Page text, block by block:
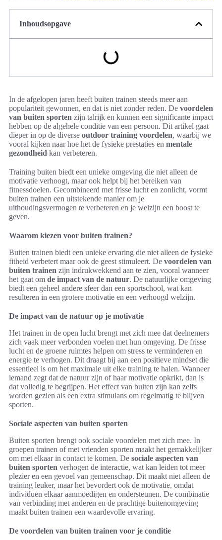
Inhoudsopgave
In de afgelopen jaren heeft buiten trainen steeds meer aan
populariteit gewonnen, en dat is niet zonder reden. De voordelen
van buiten sporten zijn talrijk en kunnen een significante impact
hebben op de algehele conditie van een persoon. Dit artikel gaat
dieper in op de diverse outdoor training voordelen, waarbij we
vooral kijken naar hoe het de fysieke prestaties en mentale
gezondheid kan verbeteren.
Training buiten biedt een unieke omgeving die niet alleen de
motivatie verhoogt, maar ook helpt bij het bereiken van
fitnessdoelen. Gecombineerd met frisse lucht en zonlicht, vormt
buiten trainen een uitstekende manier om je
uithoudingsvermogen te verbeteren en je welzijn een boost te
geven.
Waarom kiezen voor buiten trainen?
Buiten trainen biedt een unieke ervaring die niet alleen de fysieke
fitheid verbetert maar ook de geest stimuleert. De voordelen van
buiten trainen zijn indrukwekkend aan te zien, vooral wanneer
het gaat om de impact van de natuur. De natuurlijke omgeving
biedt een geheel andere sfeer dan een sportschool, wat kan
resulteren in een grotere motivatie en een verhoogd welzijn.
De impact van de natuur op je motivatie
Het trainen in de open lucht brengt met zich mee dat deelnemers
zich vaak meer verbonden voelen met hun omgeving. De frisse
lucht en de groene ruimtes helpen om stress te verminderen en
energie te verhogen. Dit draagt bij aan een positieve mindset die
essentieel is om het maximale uit elke training te halen. Wanneer
iemand zegt dat de natuur zijn of haar motivatie opkrikt, dan is
dat volledig te begrijpen. Het effect van buiten zijn kan zelfs
worden gezien als een extra stimulans om regelmatig te blijven
sporten.
Sociale aspecten van buiten sporten
Buiten sporten brengt ook sociale voordelen met zich mee. In
groepen trainen of met vrienden sporten maakt het gemakkelijker
om met elkaar in contact te komen. De sociale aspecten van
buiten sporten verhogen de interactie, wat kan leiden tot meer
plezier en een gevoel van gemeenschap. Dit maakt niet alleen de
training leuker, maar het bevordert ook de motivatie, omdat
individuen elkaar aanmoedigen en ondersteunen. De combinatie
van verbinding met anderen en de prachtige buitenomgeving
maakt buiten trainen een waardevolle ervaring.
De voordelen van buiten trainen voor je conditie